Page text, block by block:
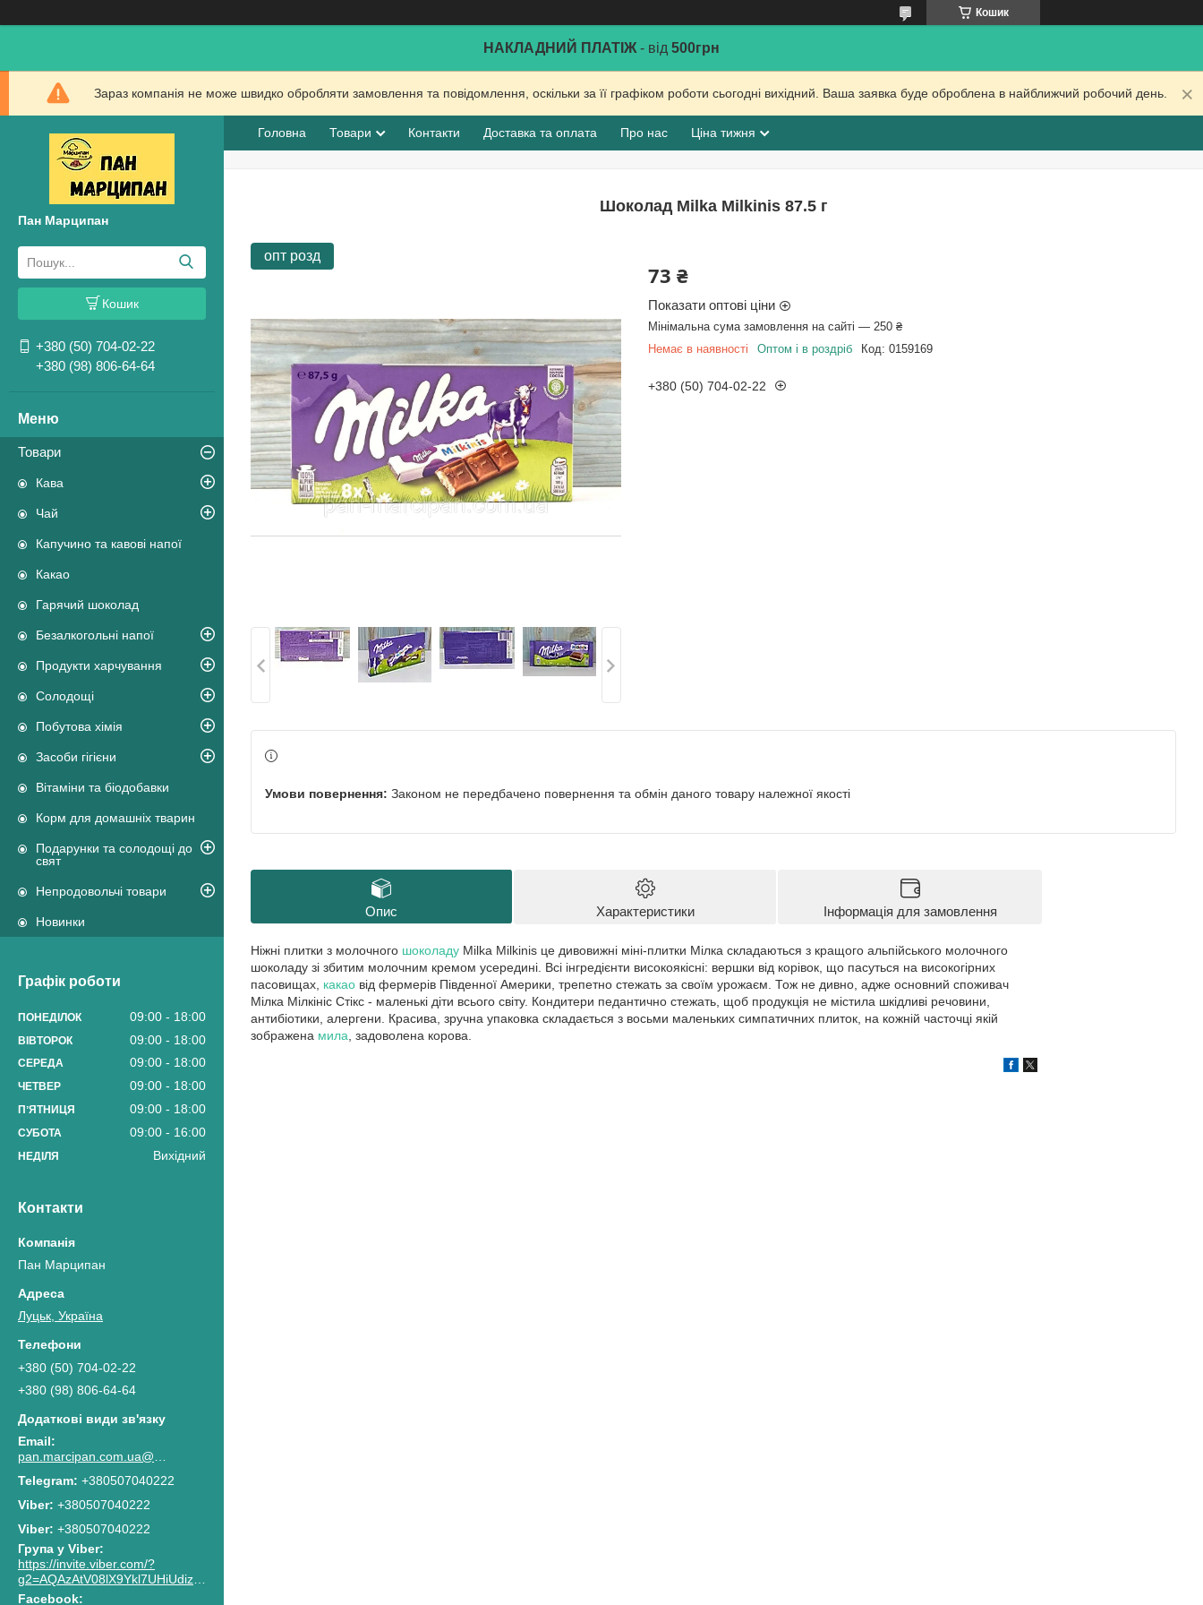
Кошик
НАКЛАДНИЙ ПЛАТІЖ - від 500грн
Зараз компанія не може швидко обробляти замовлення та повідомлення, оскільки за її графіком роботи сьогодні вихідний. Ваша заявка буде оброблена в найближчий робочий день.
Пан Марципан
Кошик
+380 (50) 704-02-22
+380 (98) 806-64-64
Товари
Кава
Чай
Капучино та кавові напої
Какао
Гарячий шоколад
Безалкогольні напої
Продукти харчування
Солодощі
Побутова хімія
Засоби гігієни
Вітаміни та біодобавки
Корм для домашніх тварин
Подарунки та солодощі до
свят
Непродовольчі товари
Новинки
Графік роботи
ПОНЕДІЛОК 09:00 18:00
ВІВТОРОК 09:00 18:00
СЕРЕДА 09:00 18:00
ЧЕТВЕР 09:00 18:00
ПʼЯТНИЦЯ 09:00 18:00
СУБОТА 09:00 16:00
НЕДІЛЯ Вихідний
Контакти
Пан Марципан
Луцьк, Україна
+380 (50) 704-02-22
+380 (98) 806-64-64
pan.marcipan.com.ua@gmail.com
+380507040222
+380507040222
Viber +380507040222
Група у Viber
https://invite.viber.com/?
g2=AQAzAtV08lX9Ykl7UHiUdiz2lJaGpR6lsG8M4RbzQPAkG0NWtCn7PhJnwk8g8F2c
Facebook
Головна Товари Контакти Доставка та оплата Про нас Ціна тижня
Шоколад Milka Milkinis 87.5 г
опт розд
73 ₴
Показати оптові ціни
Мінімальна сума замовлення на сайті — 250 ₴
Немає в наявності
Оптом і в роздріб Код: 0159169
+380 (50) 704-02-22
Законом не передбачено повернення та обмін даного товару належної якості
Опис Характеристики Інформація для замовлення
Ніжні плитки з молочного шоколаду Milka Milkinis це дивовижні міні-плитки Мілка складаються з кращого альпійського молочного
шоколаду зі збитим молочним кремом усередині. Всі інгредієнти високоякісні: вершки від корівок, що пасуться на високогірних
пасовищах, какао від фермерів Південної Америки, трепетно стежать за своїм урожаєм. Тож не дивно, адже основний споживач
Мілка Мілкініс Стікс - маленькі діти всього світу. Кондитери педантично стежать, щоб продукція не містила шкідливі речовини,
антибіотики, алергени. Красива, зручна упаковка складається з восьми маленьких симпатичних плиток, на кожній часточці якій
зображена мила , задоволена корова.